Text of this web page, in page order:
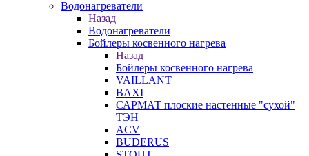
Водонагреватели
Назад
Водонагреватели
Бойлеры косвенного нагрева
Назад
Бойлеры косвенного нагрева
VAILLANT
BAXI
САРМАТ плоские настенные "сухой"
ТЭН
ACV
BUDERUS